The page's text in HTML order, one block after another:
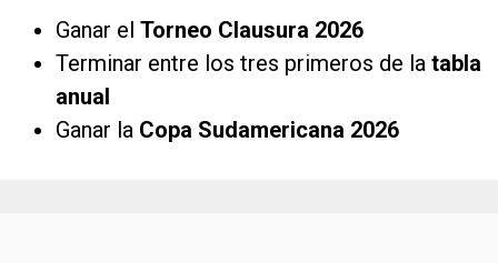
Ganar el Torneo Clausura 2026
Terminar entre los tres primeros de la tabla
anual
Ganar la Copa Sudamericana 2026